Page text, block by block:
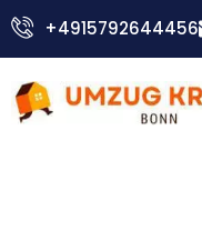
Zum
Inhalt
+4915792644456